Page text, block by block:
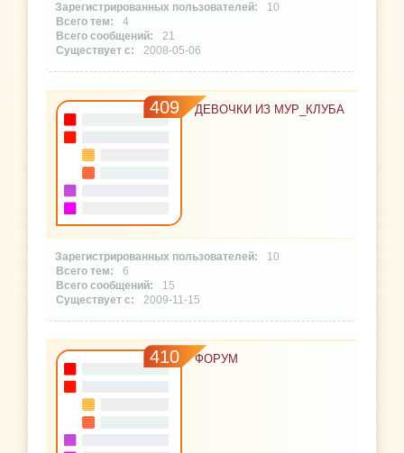
10
4
21
2008-05-06
409 ДЕВОЧКИ ИЗ МУР_КЛУБА
10
6
15
2009-11-15
410 ФОРУМ